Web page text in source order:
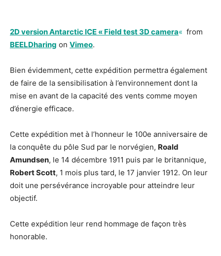
2D version Antarctic ICE « Field test 3D camera« from
BEELDharing on Vimeo.
Bien évidemment, cette expédition permettra également
de faire de la sensibilisation à l’environnement dont la
mise en avant de la capacité des vents comme moyen
d’énergie efficace.
Cette expédition met à l’honneur le 100e anniversaire de
la conquête du pôle Sud par le norvégien, Roald
Amundsen, le 14 décembre 1911 puis par le britannique,
Robert Scott, 1 mois plus tard, le 17 janvier 1912. On leur
doit une persévérance incroyable pour atteindre leur
objectif.
Cette expédition leur rend hommage de façon très
honorable.